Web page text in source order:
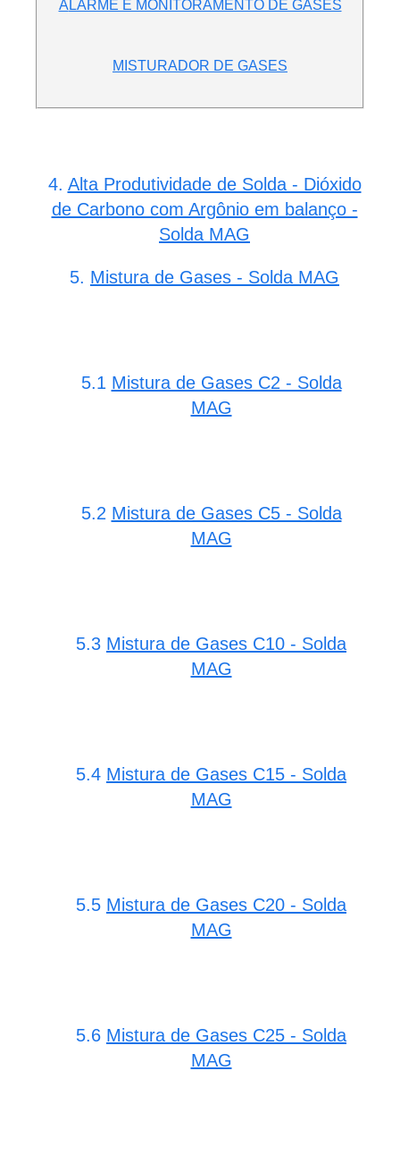
A LARME E MONITORAMENTO DE GASES
MISTURADOR DE GASES
4. Alta Produtividade de Solda - Dióxido
de Carbono com Argônio em balanço -
Solda MAG
5. Mistura de Gases - Solda MAG
5.1 Mistura de Gases C2 - Solda
MAG
5.2 Mistura de Gases C5 - Solda
MAG
5.3 Mistura de Gases C10 - Solda
MAG
5.4 Mistura de Gases C15 - Solda
MAG
5.5 Mistura de Gases C20 - Solda
MAG
5.6 Mistura de Gases C25 - Solda
MAG